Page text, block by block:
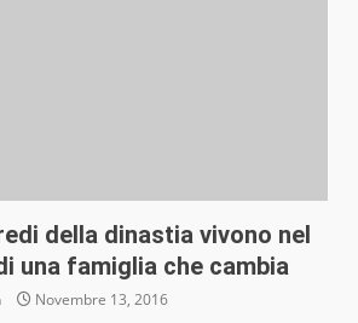
della dinastia vivono nel
una famiglia che cambia
Novembre 13, 2016